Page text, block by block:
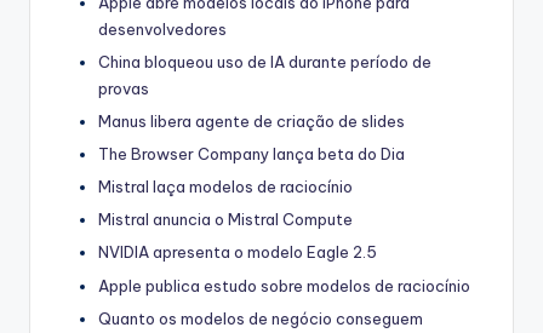
desenvolvedores
China bloqueou uso de IA durante período de
provas
Manus libera agente de criação de slides
The Browser Company lança beta do Dia
Mistral laça modelos de raciocínio
Mistral anuncia o Mistral Compute
NVIDIA apresenta o modelo Eagle 2.5
Apple publica estudo sobre modelos de raciocínio
Quanto os modelos de negócio conseguem